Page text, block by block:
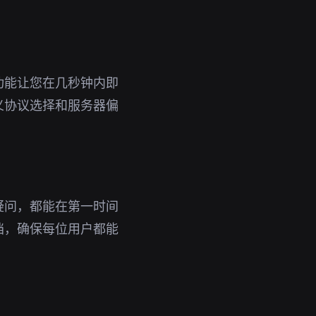
让您在几秒钟内即
议选择和服务器偏
，都能在第一时间
确保每位用户都能